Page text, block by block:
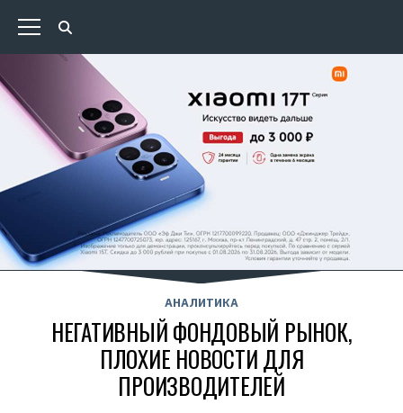
АНАЛИТИКА
НЕГАТИВНЫЙ ФОНДОВЫЙ РЫНОК,
ПЛОХИЕ НОВОСТИ ДЛЯ
ПРОИЗВОДИТЕЛЕЙ